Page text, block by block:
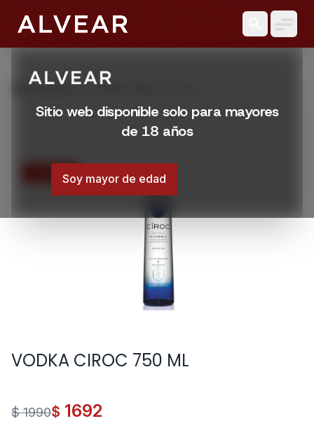
Sitio web disponible solo para mayores
de 18 años
Soy mayor de edad
Productos VODKA CIROC 750 ML
15% OFF
VODKA CIROC 750 ML
$ 1990$ 1692